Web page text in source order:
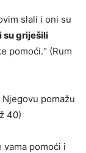
slali i oni su
su griješili
pomoći.“ (Rum
pomažu
40)
vama pomoći i